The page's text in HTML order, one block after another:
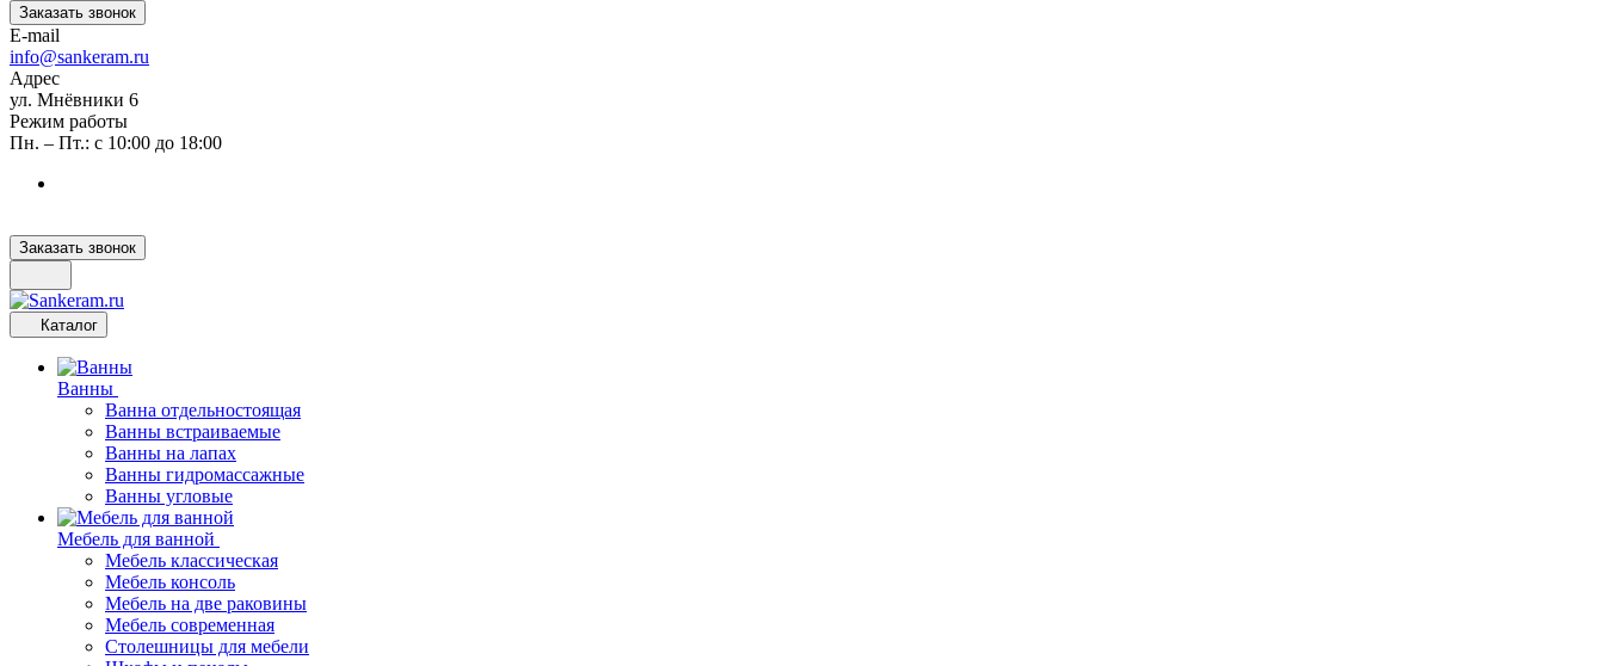
Заказать звонок
E-mail
info@sankeram.ru
Адрес
ул. Мнёвники 6
Режим работы
Пн. – Пт.: с 10:00 до 18:00
Заказать звонок
Каталог
Ванны
Ванна отдельностоящая
Ванны встраиваемые
Ванны на лапах
Ванны гидромассажные
Ванны угловые
Мебель для ванной
Мебель классическая
Мебель консоль
Мебель на две раковины
Мебель современная
Столешницы для мебели